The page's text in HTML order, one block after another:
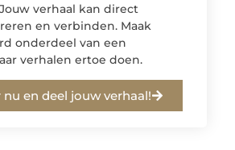
verhaal kan direct
en verbinden. Maak
onderdeel van een
verhalen ertoe doen.
nu en deel jouw verhaal!